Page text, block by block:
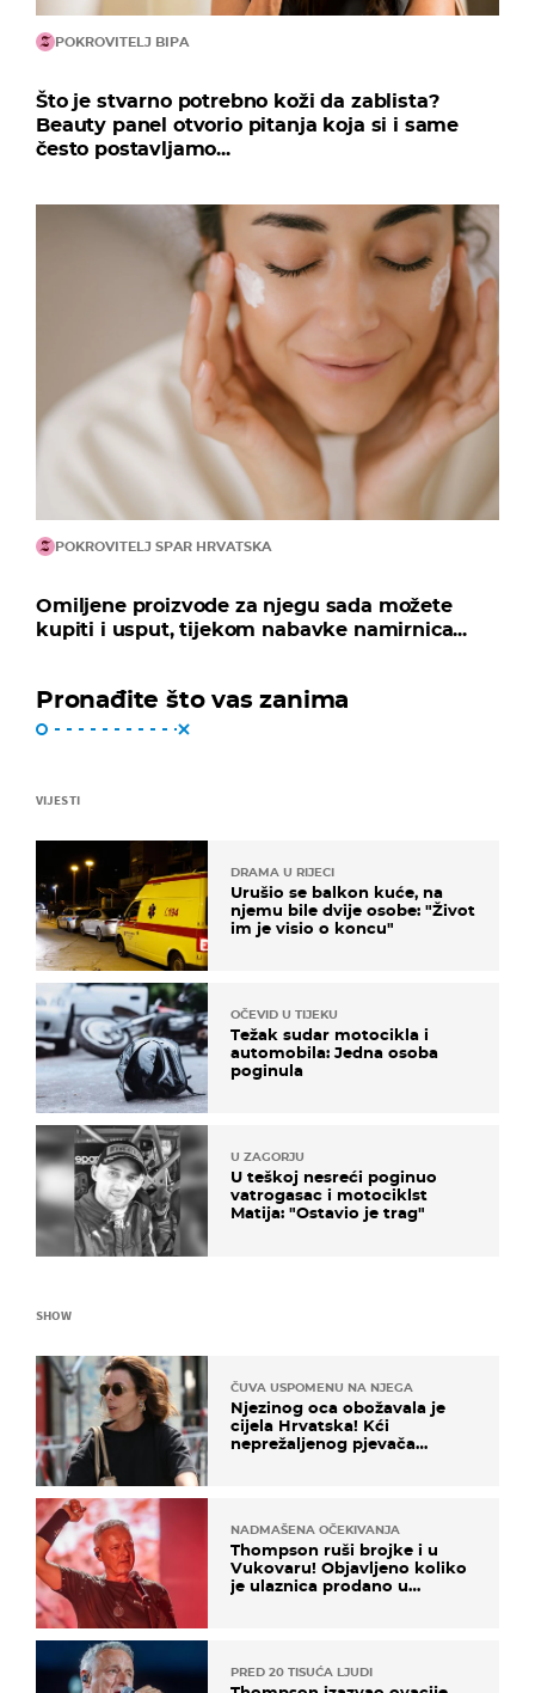
POKROVITELJ BIPA
Što je stvarno potrebno koži da zablista?
Beauty panel otvorio pitanja koja si i same
često postavljamo...
POKROVITELJ SPAR HRVATSKA
Omiljene proizvode za njegu sada možete
kupiti i usput, tijekom nabavke namirnica...
Pronađite što vas zanima
VIJESTI
DRAMA U RIJECI
Urušio se balkon kuće, na
njemu bile dvije osobe: "Život
im je visio o koncu"
OČEVID U TIJEKU
Težak sudar motocikla i
automobila: Jedna osoba
poginula
U ZAGORJU
U teškoj nesreći poginuo
vatrogasac i motociklst
Matija: "Ostavio je trag"
SHOW
ČUVA USPOMENU NA NJEGA
Njezinog oca obožavala je
cijela Hrvatska! Kći
neprežaljenog pjevača
NADMAŠENA OČEKIVANJA
Thompson ruši brojke i u
Vukovaru! Objavljeno koliko
je ulaznica prodano u
PRED 20 TISUĆA LJUDI